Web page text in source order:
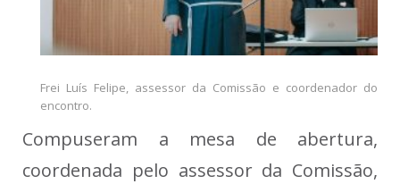
Frei Luís Felipe, assessor da Comissão e coordenador do
encontro.
Compuseram a mesa de abertura,
coordenada pelo assessor da Comissão,